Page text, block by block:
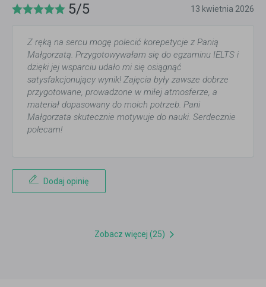
5/5 13 kwietnia 2026
Z ręką na sercu mogę polecić korepetycje z Panią
Małgorzatą. Przygotowywałam się do egzaminu IELTS i
dzięki jej wsparciu udało mi się osiągnąć
satysfakcjonujący wynik! Zajęcia były zawsze dobrze
przygotowane, prowadzone w miłej atmosferze, a
materiał dopasowany do moich potrzeb. Pani
Małgorzata skutecznie motywuje do nauki. Serdecznie
polecam!
Dodaj opinię
Zobacz więcej (25)